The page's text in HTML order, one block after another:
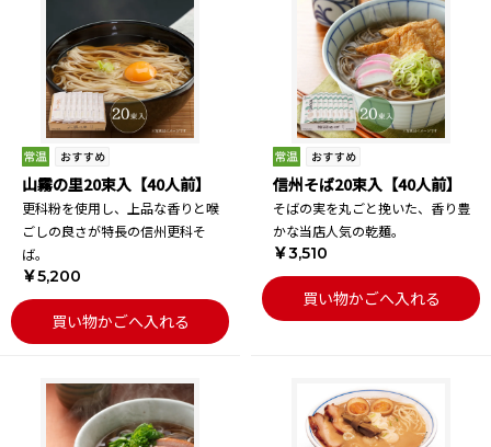
山霧の里20束入【40人前】
更科粉を使用し、上品な香りと喉
ごしの良さが特長の信州更科そ
ば。
￥5,200
買い物かごへ入れる
信州そば20束入【40人前】
そばの実を丸ごと挽いた、香り豊
かな当店人気の乾麺。
￥3,510
買い物かごへ入れる